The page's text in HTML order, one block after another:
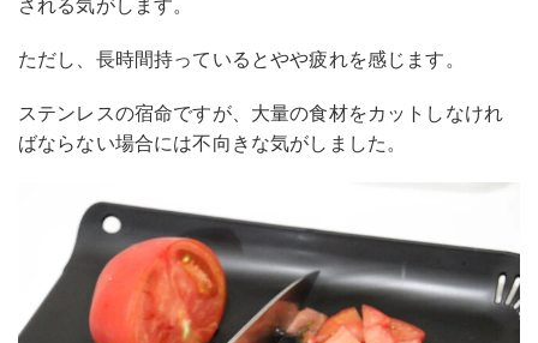
ただし、長時間持っているとやや疲れを感じます。
ステンレスの宿命ですが、大量の食材をカットしなけれ
ばならない場合には不向きな気がしました。